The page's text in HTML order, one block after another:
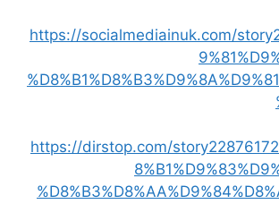
https://socialmediainuk.com/
https://dirstop.com/